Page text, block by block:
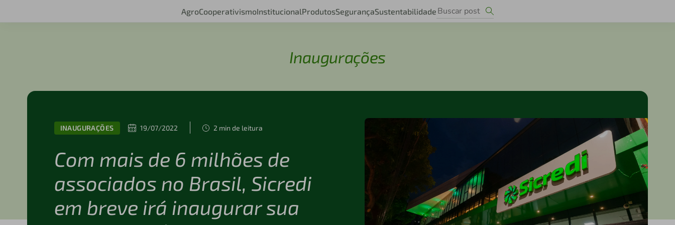
AgroCooperativismoInstitucionalProdutosSegurançaSustentabilidade
Inaugurações
INAUGURAÇÕES 19/07/2022 2 min de leitura
Com mais de 6 milhões de
associados no Brasil, Sicredi
em breve irá inaugurar sua